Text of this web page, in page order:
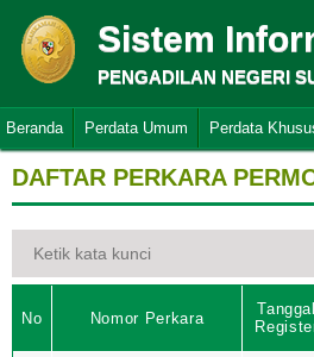
Sistem
PENGADILAN NEGERI
Beranda Perdata Umum Perdata
DAFTAR PERKARA
No Nomor Perkara
Tanggal